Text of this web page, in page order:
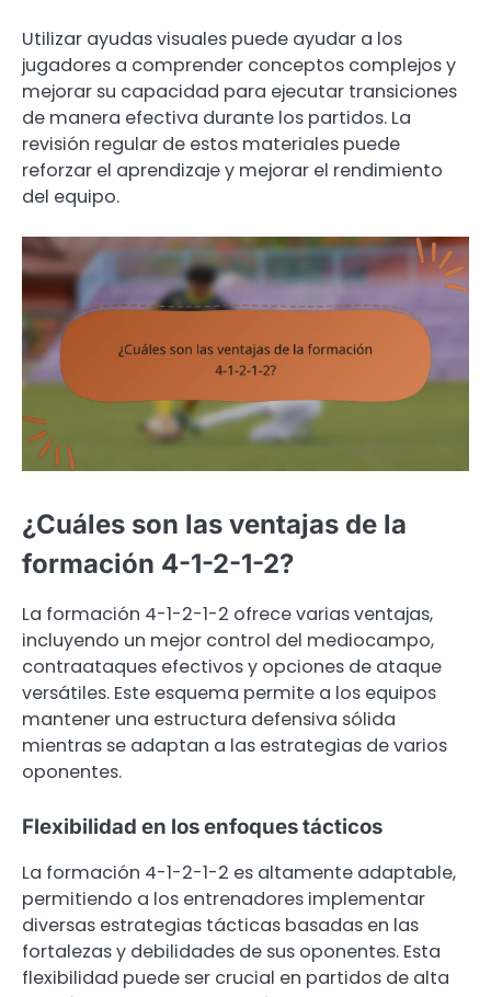
Utilizar ayudas visuales puede ayudar a los
jugadores a comprender conceptos complejos y
mejorar su capacidad para ejecutar transiciones
de manera efectiva durante los partidos. La
revisión regular de estos materiales puede
reforzar el aprendizaje y mejorar el rendimiento
del equipo.
¿Cuáles son las ventajas de la
formación 4-1-2-1-2?
La formación 4-1-2-1-2 ofrece varias ventajas,
incluyendo un mejor control del mediocampo,
contraataques efectivos y opciones de ataque
versátiles. Este esquema permite a los equipos
mantener una estructura defensiva sólida
mientras se adaptan a las estrategias de varios
oponentes.
Flexibilidad en los enfoques tácticos
La formación 4-1-2-1-2 es altamente adaptable,
permitiendo a los entrenadores implementar
diversas estrategias tácticas basadas en las
fortalezas y debilidades de sus oponentes. Esta
flexibilidad puede ser crucial en partidos de alta